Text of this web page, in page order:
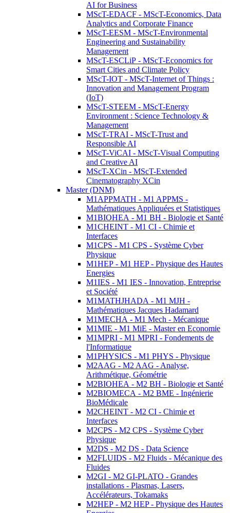
AI for Business
MScT-EDACF - MScT-Economics, Data
Analytics and Corporate Finance
MScT-EESM - MScT-Environmental
Engineering and Sustainability
Management
MScT-ESCLiP - MScT-Economics for
Smart Cities and Climate Policy
MScT-IOT - MScT-Internet of Things :
Innovation and Management Program
(IoT)
MScT-STEEM - MScT-Energy
Environment : Science Technology &
Management
MScT-TRAI - MScT-Trust and
Responsible AI
MScT-ViCAI - MScT-Visual Computing
and Creative AI
MScT-XCin - MScT-Extended
Cinematography XCin
Master (DNM)
M1APPMATH - M1 APPMS -
Mathématiques Appliquées et Statistiques
M1BIOHEA - M1 BH - Biologie et Santé
M1CHEINT - M1 CI - Chimie et
Interfaces
M1CPS - M1 CPS - Système Cyber
Physique
M1HEP - M1 HEP - Physique des Hautes
Energies
M1IES - M1 IES - Innovation, Entreprise
et Société
M1MATHJHADA - M1 MJH -
Mathématiques Jacques Hadamard
M1MECHA - M1 Mech - Mécanique
M1MIE - M1 MiE - Master en Economie
M1MPRI - M1 MPRI - Fondements de
l'Informatique
M1PHYSICS - M1 PHYS - Physique
M2AAG - M2 AAG - Analyse,
Arithmétique, Géométrie
M2BIOHEA - M2 BH - Biologie et Santé
M2BIOMECA - M2 BME - Ingénierie
BioMédicale
M2CHEINT - M2 CI - Chimie et
Interfaces
M2CPS - M2 CPS - Système Cyber
Physique
M2DS - M2 DS - Data Science
M2FLUIDS - M2 Fluids - Mécanique des
Fluides
M2GI - M2 GI-PLATO - Grandes
installations - Plasmas, Lasers,
Accélérateurs, Tokamaks
M2HEP - M2 HEP - Physique des Hautes